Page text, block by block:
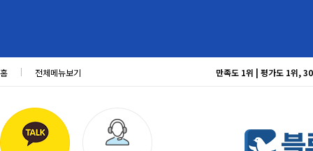
홈 전체메뉴보기 만족도 1위 | 평가도 1위,